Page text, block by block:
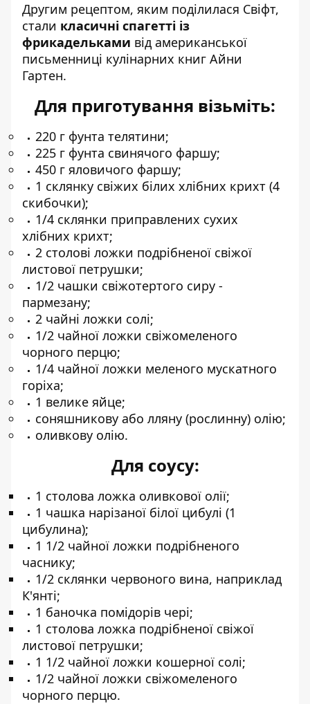
Другим рецептом, яким поділилася Свіфт,
стали класичні спагетті із
фрикадельками від американської
письменниці кулінарних книг Айни
Гартен.
Для приготування візьміть:
220 г фунта телятини;
225 г фунта свинячого фаршу;
450 г яловичого фаршу;
1 склянку свіжих білих хлібних крихт (4
скибочки);
1/4 склянки приправлених сухих
хлібних крихт;
2 столові ложки подрібненої свіжої
листової петрушки;
1/2 чашки свіжотертого сиру -
пармезану;
2 чайні ложки солі;
1/2 чайної ложки свіжомеленого
чорного перцю;
1/4 чайної ложки меленого мускатного
горіха;
1 велике яйце;
соняшникову або лляну (рослинну) олію;
оливкову олію.
Для соусу:
1 столова ложка оливкової олії;
1 чашка нарізаної білої цибулі (1
цибулина);
1 1/2 чайної ложки подрібненого
часнику;
1/2 склянки червоного вина, наприклад
К'янті;
1 баночка помідорів чері;
1 столова ложка подрібненої свіжої
листової петрушки;
1 1/2 чайної ложки кошерної солі;
1/2 чайної ложки свіжомеленого
чорного перцю.